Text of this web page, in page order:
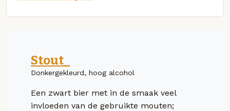
Stout_
Donkergekleurd, hoog alcohol
Een zwart bier met in de smaak veel
invloeden van de gebruikte mouten;